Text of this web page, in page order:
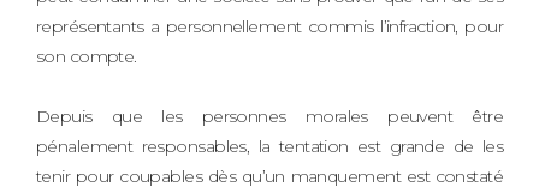
représentants a personnellement commis l’infraction, pour
son compte.
Depuis que les personnes morales peuvent être
pénalement responsables, la tentation est grande de les
tenir pour coupables dès qu’un manquement est constaté